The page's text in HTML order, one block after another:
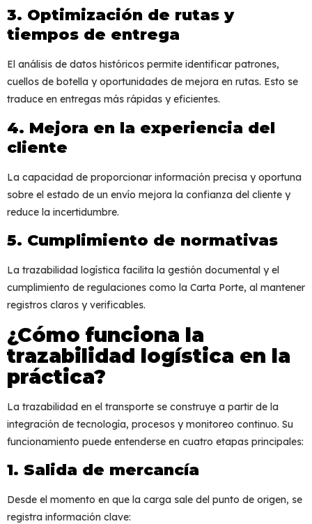
3. Optimización de rutas y
tiempos de entrega
El análisis de datos históricos permite identificar patrones,
cuellos de botella y oportunidades de mejora en rutas. Esto se
traduce en entregas más rápidas y eficientes.
4. Mejora en la experiencia del
cliente
La capacidad de proporcionar información precisa y oportuna
sobre el estado de un envío mejora la confianza del cliente y
reduce la incertidumbre.
5. Cumplimiento de normativas
La trazabilidad logística facilita la gestión documental y el
cumplimiento de regulaciones como la Carta Porte, al mantener
registros claros y verificables.
¿Cómo funciona la
trazabilidad logística en la
práctica?
La trazabilidad en el transporte se construye a partir de la
integración de tecnología, procesos y monitoreo continuo. Su
funcionamiento puede entenderse en cuatro etapas principales:
1. Salida de mercancía
Desde el momento en que la carga sale del punto de origen, se
registra información clave: